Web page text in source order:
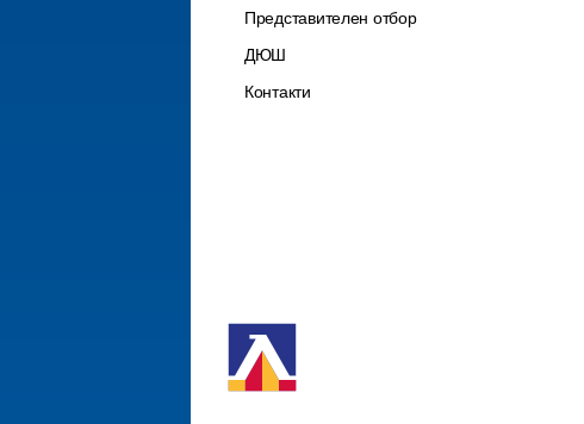
Представителен отбор
ДЮШ
Контакти